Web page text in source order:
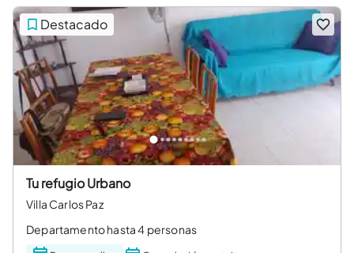
Destacado
Tu refugio Urbano
Villa Carlos Paz
Departamento hasta 4 personas